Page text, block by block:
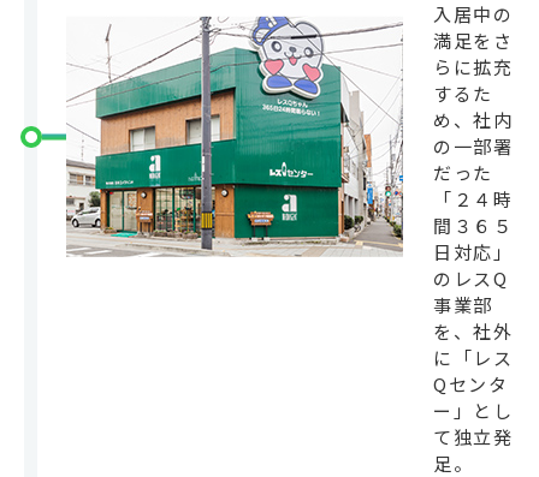
入居中の
満足をさ
らに拡充
するた
め、社内
の一部署
だった
「２４時
間３６５
日対応」
のレスQ
事業部
を、社外
に「レス
Qセンタ
ー」とし
て独立発
足。